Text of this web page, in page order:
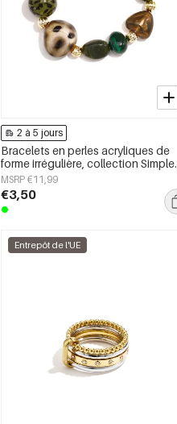
2 à 5 jours
Bracelets en perles acryliques de
forme irrégulière, collection Simple
Daily Simple, bijoux pour femmes
MSRP €11,99
€3,50
Entrepôt de l'UE